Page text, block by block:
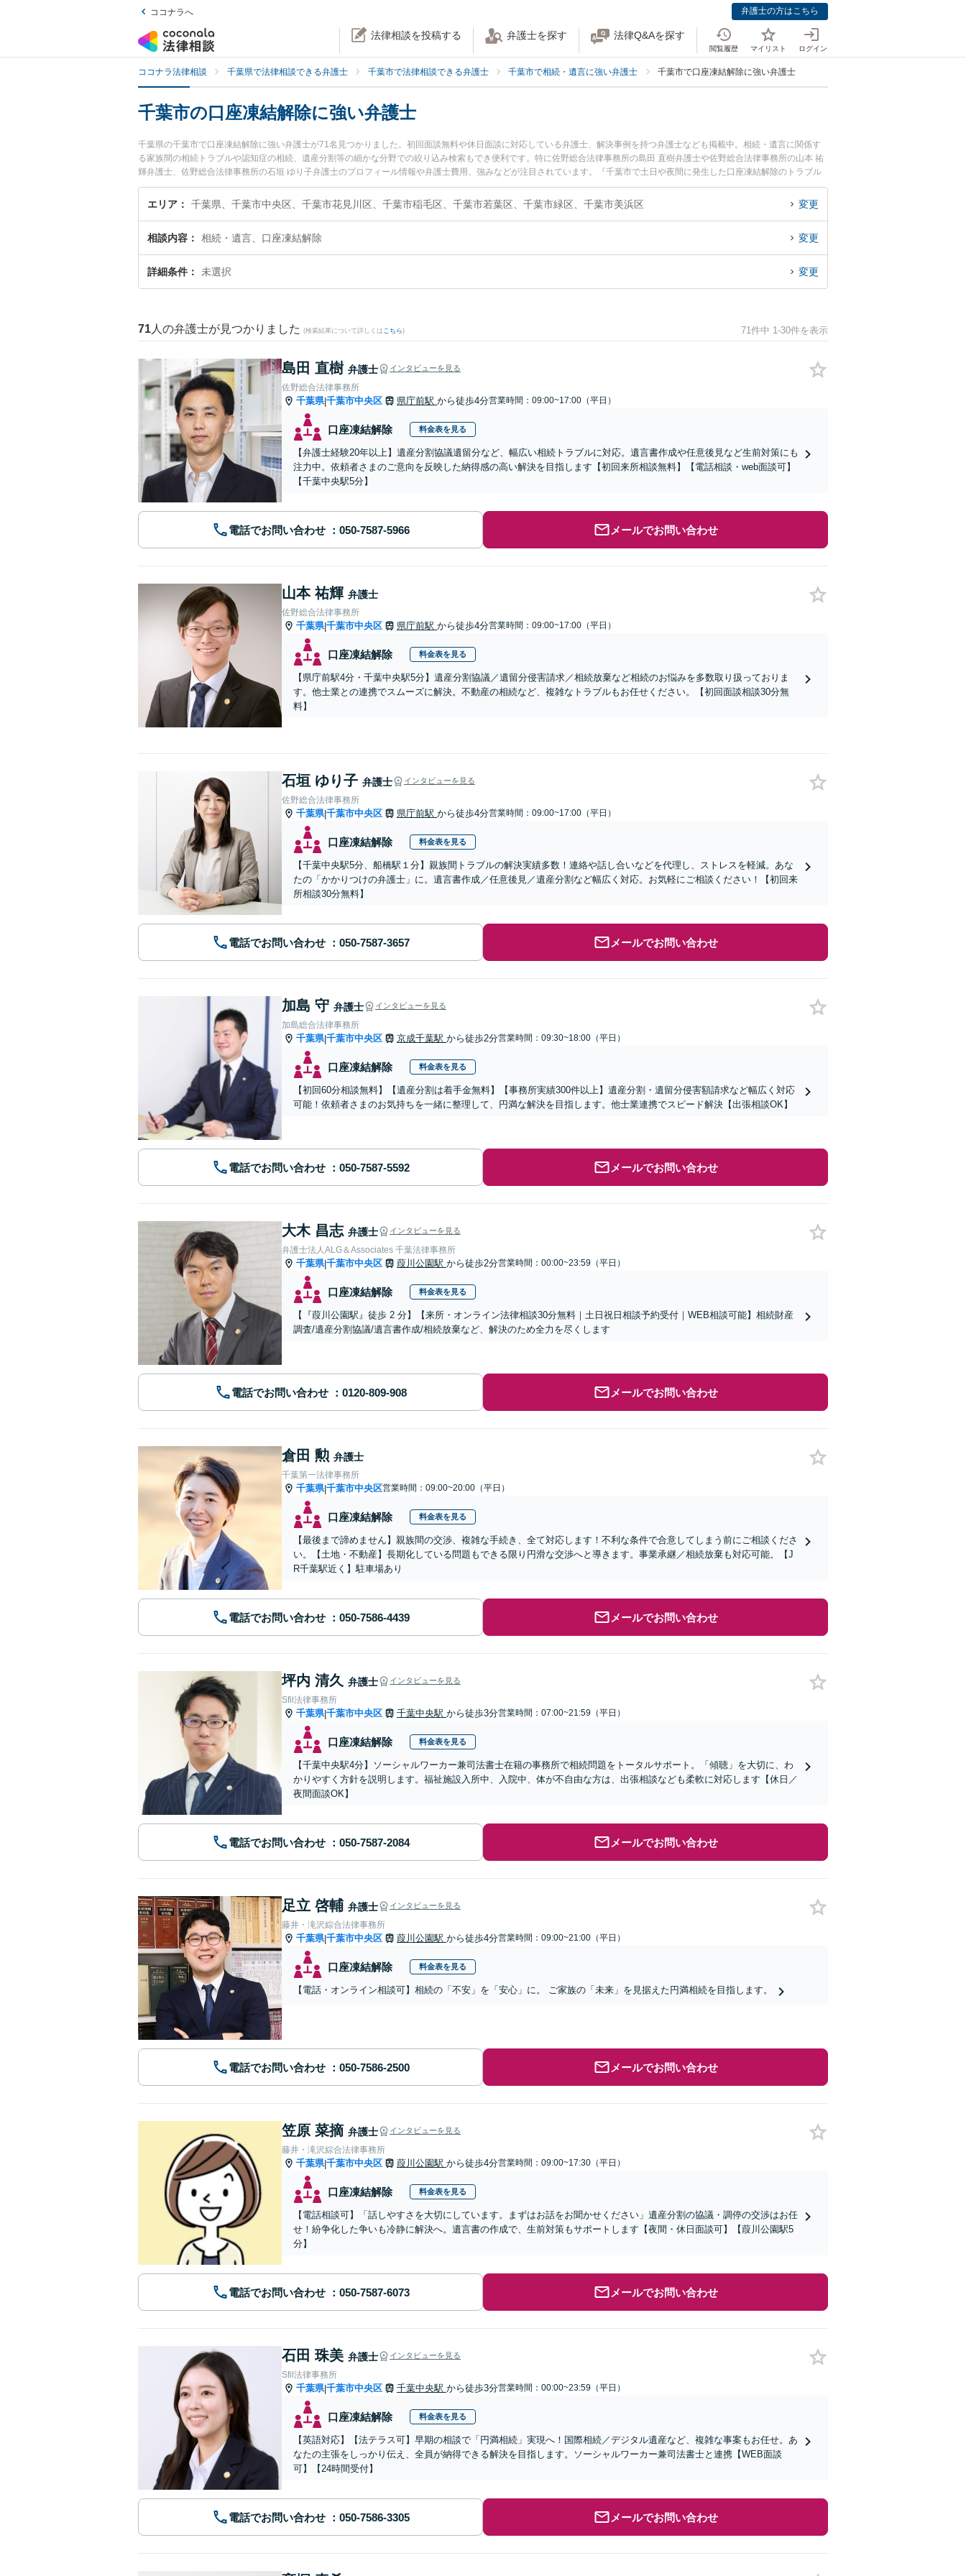
ココナラへ 弁護士の方はこちら
法律相談を投稿する 弁護士を探す 法律Q&Aを探す
閲覧履歴 マイリスト ログイン
ココナラ法律相談 千葉県で法律相談できる弁護士 千葉市で法律相談できる弁護士 千葉市で相続・遺言に強い弁護士 千葉市で口座凍結解除に強い弁護士
千葉市の口座凍結解除に強い弁護士
千葉県の千葉市で口座凍結解除に強い弁護士が71名見つかりました。初回面談無料や休日面談に対応している弁護士、解決事例を持つ弁護士なども掲載中。相続・遺言に関係す
る家族間の相続トラブルや認知症の相続、遺産分割等の細かな分野での絞り込み検索もでき便利です。特に佐野総合法律事務所の島田 直樹弁護士や佐野総合法律事務所の山本 祐
輝弁護士、佐野総合法律事務所の石垣 ゆり子弁護士のプロフィール情報や弁護士費用、強みなどが注目されています。『千葉市で土日や夜間に発生した口座凍結解除のトラブル
を今すぐに弁護士に相談したい』『口座凍結解除のトラブル解決の実績豊富な近くの弁護士を検索したい』『初回相談無料で口座凍結解除を法律相談できる千葉市内の弁護士に相
談予約したい』などでお困りの相談者さんにおすすめです。
エリア 千葉県、千葉市中央区、千葉市花見川区、千葉市稲毛区、千葉市若葉区、千葉市緑区、千葉市美浜区 変更
相談内容 相続・遺言、口座凍結解除 変更
詳細条件 未選択 変更
71 人の弁護士が見つかりました (検索結果について詳しくは こちら) 71件中 1-30件を表示
島田 直樹 弁護士 インタビューを見る
佐野総合法律事務所
千葉県|千葉市中央区 県庁前駅 から徒歩4分営業時間：09:00~17:00（平日）
口座凍結解除 料金表を見る
【弁護士経験20年以上】遺産分割協議遺留分など、幅広い相続トラブルに対応。遺言書作成や任意後見など生前対策にも
注力中。依頼者さまのご意向を反映した納得感の高い解決を目指します【初回来所相談無料】【電話相談・web面談可】
【千葉中央駅5分】
電話でお問い合わせ メールでお問い合わせ
山本 祐輝 弁護士
佐野総合法律事務所
千葉県|千葉市中央区 県庁前駅 から徒歩4分営業時間：09:00~17:00（平日）
口座凍結解除 料金表を見る
【県庁前駅4分・千葉中央駅5分】遺産分割協議／遺留分侵害請求／相続放棄など相続のお悩みを多数取り扱っておりま
す。他士業との連携でスムーズに解決。不動産の相続など、複雑なトラブルもお任せください。【初回面談相談30分無
料】
石垣 ゆり子 弁護士 インタビューを見る
佐野総合法律事務所
千葉県|千葉市中央区 県庁前駅 から徒歩4分営業時間：09:00~17:00（平日）
口座凍結解除 料金表を見る
【千葉中央駅5分、船橋駅１分】親族間トラブルの解決実績多数！連絡や話し合いなどを代理し、ストレスを軽減。あな
たの「かかりつけの弁護士」に。遺言書作成／任意後見／遺産分割など幅広く対応。お気軽にご相談ください！【初回来
所相談30分無料】
電話でお問い合わせ メールでお問い合わせ
加島 守 弁護士 インタビューを見る
加島総合法律事務所
千葉県|千葉市中央区 京成千葉駅 から徒歩2分営業時間：09:30~18:00（平日）
口座凍結解除 料金表を見る
【初回60分相談無料】【遺産分割は着手金無料】【事務所実績300件以上】遺産分割・遺留分侵害額請求など幅広く対応
可能！依頼者さまのお気持ちを一緒に整理して、円満な解決を目指します。他士業連携でスピード解決【出張相談OK】
電話でお問い合わせ メールでお問い合わせ
大木 昌志 弁護士 インタビューを見る
弁護士法人ALG＆Associates 千葉法律事務所
千葉県|千葉市中央区 葭川公園駅 から徒歩2分営業時間：00:00~23:59（平日）
口座凍結解除 料金表を見る
【『葭川公園駅』徒歩 2 分】【来所・オンライン法律相談30分無料｜土日祝日相談予約受付｜WEB相談可能】相続財産
調査/遺産分割協議/遺言書作成/相続放棄など、解決のため全力を尽くします
電話でお問い合わせ メールでお問い合わせ
倉田 勲 弁護士
千葉第一法律事務所
千葉県|千葉市中央区営業時間：09:00~20:00（平日）
口座凍結解除 料金表を見る
【最後まで諦めません】親族間の交渉、複雑な手続き、全て対応します！不利な条件で合意してしまう前にご相談くださ
い。【土地・不動産】長期化している問題もできる限り円滑な交渉へと導きます。事業承継／相続放棄も対応可能。【J
R千葉駅近く】駐車場あり
電話でお問い合わせ メールでお問い合わせ
坪内 清久 弁護士 インタビューを見る
Sfil法律事務所
千葉県|千葉市中央区 千葉中央駅 から徒歩3分営業時間：07:00~21:59（平日）
口座凍結解除 料金表を見る
【千葉中央駅4分】ソーシャルワーカー兼司法書士在籍の事務所で相続問題をトータルサポート。「傾聴」を大切に、わ
かりやすく方針を説明します。福祉施設入所中、入院中、体が不自由な方は、出張相談なども柔軟に対応します【休日／
夜間面談OK】
電話でお問い合わせ メールでお問い合わせ
足立 啓輔 弁護士 インタビューを見る
藤井・滝沢綜合法律事務所
千葉県|千葉市中央区 葭川公園駅 から徒歩4分営業時間：09:00~21:00（平日）
口座凍結解除 料金表を見る
【電話・オンライン相談可】相続の「不安」を「安心」に。 ご家族の「未来」を見据えた円満相続を目指します。
電話でお問い合わせ メールでお問い合わせ
笠原 菜摘 弁護士 インタビューを見る
藤井・滝沢綜合法律事務所
千葉県|千葉市中央区 葭川公園駅 から徒歩4分営業時間：09:00~17:30（平日）
口座凍結解除 料金表を見る
【電話相談可】「話しやすさを大切にしています。まずはお話をお聞かせください」遺産分割の協議・調停の交渉はお任
せ！紛争化した争いも冷静に解決へ。遺言書の作成で、生前対策もサポートします【夜間・休日面談可】【葭川公園駅5
分】
電話でお問い合わせ メールでお問い合わせ
石田 珠美 弁護士 インタビューを見る
Sfil法律事務所
千葉県|千葉市中央区 千葉中央駅 から徒歩3分営業時間：00:00~23:59（平日）
口座凍結解除 料金表を見る
【英語対応】【法テラス可】早期の相談で「円満相続」実現へ！国際相続／デジタル遺産など、複雑な事案もお任せ。あ
なたの主張をしっかり伝え、全員が納得できる解決を目指します。ソーシャルワーカー兼司法書士と連携【WEB面談
可】【24時間受付】
電話でお問い合わせ メールでお問い合わせ